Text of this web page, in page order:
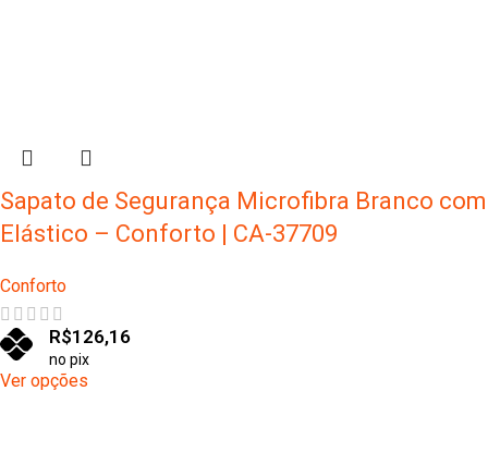
Sapato de Segurança Microfibra Branco com
Elástico – Conforto | CA-37709
Conforto
R$126,16
no pix
Ver opções